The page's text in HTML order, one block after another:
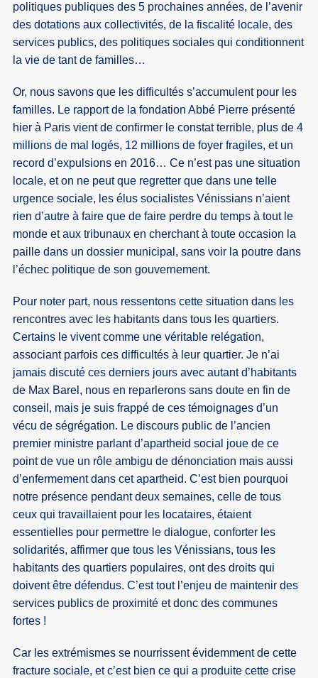
politiques publiques des 5 prochaines années, de l’avenir
des dotations aux collectivités, de la fiscalité locale, des
services publics, des politiques sociales qui conditionnent
la vie de tant de familles…
Or, nous savons que les difficultés s’accumulent pour les
familles. Le rapport de la fondation Abbé Pierre présenté
hier à Paris vient de confirmer le constat terrible, plus de 4
millions de mal logés, 12 millions de foyer fragiles, et un
record d’expulsions en 2016… Ce n’est pas une situation
locale, et on ne peut que regretter que dans une telle
urgence sociale, les élus socialistes Vénissians n’aient
rien d’autre à faire que de faire perdre du temps à tout le
monde et aux tribunaux en cherchant à toute occasion la
paille dans un dossier municipal, sans voir la poutre dans
l’échec politique de son gouvernement.
Pour noter part, nous ressentons cette situation dans les
rencontres avec les habitants dans tous les quartiers.
Certains le vivent comme une véritable relégation,
associant parfois ces difficultés à leur quartier. Je n’ai
jamais discuté ces derniers jours avec autant d’habitants
de Max Barel, nous en reparlerons sans doute en fin de
conseil, mais je suis frappé de ces témoignages d’un
vécu de ségrégation. Le discours public de l’ancien
premier ministre parlant d’apartheid social joue de ce
point de vue un rôle ambigu de dénonciation mais aussi
d’enfermement dans cet apartheid. C’est bien pourquoi
notre présence pendant deux semaines, celle de tous
ceux qui travaillaient pour les locataires, étaient
essentielles pour permettre le dialogue, conforter les
solidarités, affirmer que tous les Vénissians, tous les
habitants des quartiers populaires, ont des droits qui
doivent être défendus. C’est tout l’enjeu de maintenir des
services publics de proximité et donc des communes
fortes !
Car les extrémismes se nourrissent évidemment de cette
fracture sociale, et c’est bien ce qui a produite cette crise